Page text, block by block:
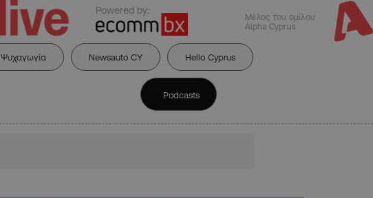
Powered by:
Μέλος του ομίλου
Alpha Cyprus
Ψυχαγωγία Newsauto CY Hello Cyprus
Podcasts